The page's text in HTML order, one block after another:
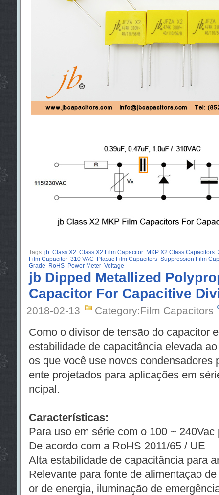
Tags: jb Class X2 Class X2 Film Capacitor MKP X2 Class Capacitors
Film Capacitor 310 VAC Plastic Film Capacitors Suppression Film
Grade RoHS Power Meter Voltage
jb Dipped Metallized
Capacitor For Capacitive
2018-02-13 Category:Film Capacitors
Como o divisor de tensão do capacitor
estabilidade de capacitância elevada
os que você use novos condensadores
ente projetados para aplicações em
ncipal.
Características:
Para uso em série com o 100 ~ 240Vac
De acordo com a RoHS 2011/65 / UE
Alta estabilidade de capacitância para
Relevante para fonte de alimentação
or de energia, iluminação de